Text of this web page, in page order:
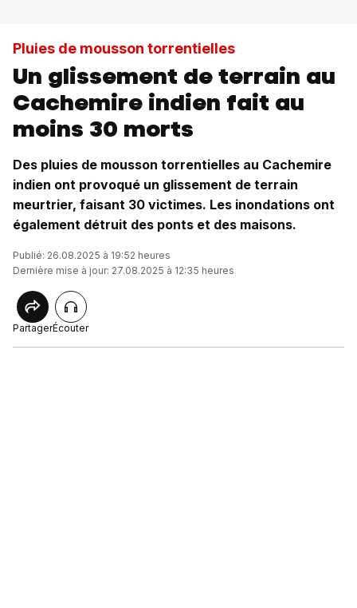
Pluies de mousson torrentielles
Un glissement de terrain au
Cachemire indien fait au
moins 30 morts
Des pluies de mousson torrentielles au Cachemire
indien ont provoqué un glissement de terrain
meurtrier, faisant 30 victimes. Les inondations ont
également détruit des ponts et des maisons.
Publié: 26.08.2025 à 19:52 heures
Dernière mise à jour: 27.08.2025 à 12:35 heures
PartagerÉcouter